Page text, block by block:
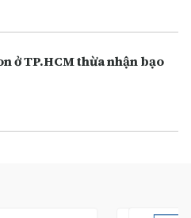
ở TP.HCM thừa nhận bạo